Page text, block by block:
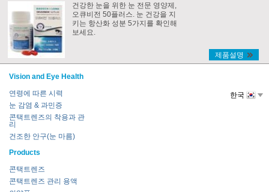
건강한 눈을 위한 눈 전문 영양제,
오큐비전 50플러스. 눈 건강을 지
키는 항산화 성분 5가지를 확인해
보세요.
제품설명
Vision and Eye Health
연령에 따른 시력
눈 감염 & 과민증
콘택트렌즈의 착용과 관
리
건조한 안구(눈 마름)
Products
콘택트렌즈
콘택트렌즈 관리 용액
한국